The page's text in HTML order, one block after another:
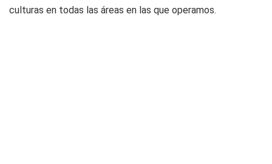
culturas en todas las áreas en las que operamos.